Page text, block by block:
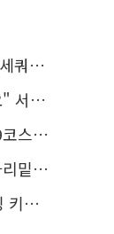
코스
정체
볼까
상영
장